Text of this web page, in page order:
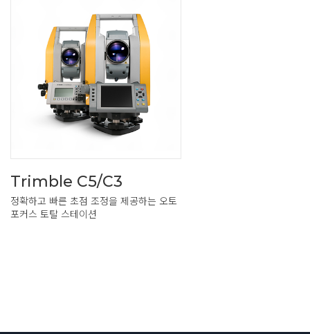
Trimble C5/C3
정확하고 빠른 초점 조정을 제공하는 오토
포커스 토탈 스테이션